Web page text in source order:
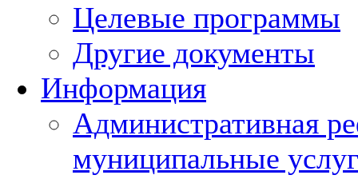
Целевые программы
Другие документы
Информация
Административная
муниципальные